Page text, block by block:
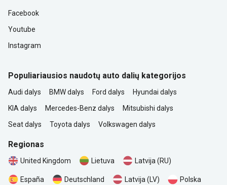
Facebook
Youtube
Instagram
Populiariausios naudotų auto dalių kategorijos
Audi dalys BMW dalys Ford dalys
Hyundai dalys
KIA dalys
Mercedes-Benz dalys
Mitsubishi dalys
Seat dalys
Toyota dalys Volkswagen dalys
Regionas
United Kingdom Lietuva Latvija (RU)
España Deutschland Latvija (LV) Polska